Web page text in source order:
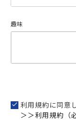
須)
趣味
利用規約に同意
＞＞利用規約（